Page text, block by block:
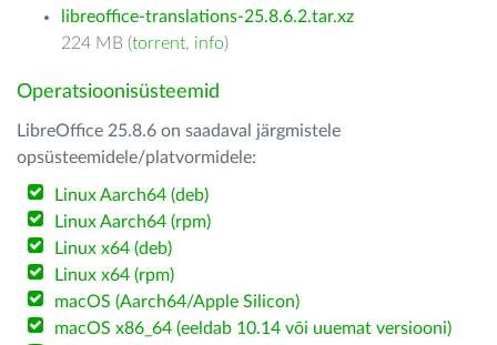
libreoffice-translations-25.8.6.2.tar.xz
224 MB (torrent, info)
Operatsioonisüsteemid
LibreOffice 25.8.6 on saadaval järgmistele
opsüsteemidele/platvormidele:
Linux Aarch64 (deb)
Linux Aarch64 (rpm)
Linux x64 (deb)
Linux x64 (rpm)
macOS (Aarch64/Apple Silicon)
macOS x86_64 (eeldab 10.14 või uuemat versiooni)